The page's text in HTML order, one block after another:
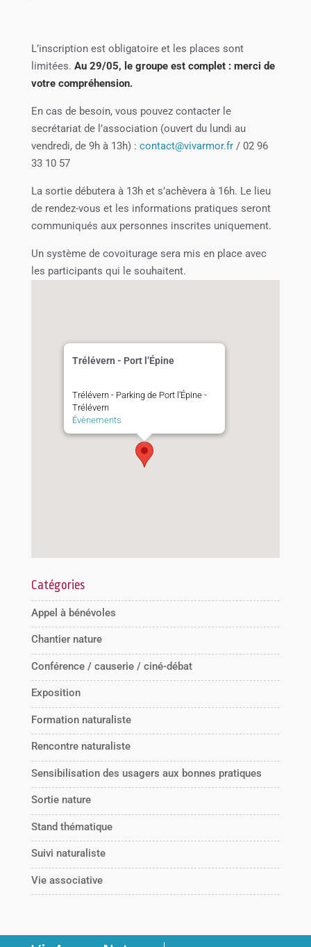
L’inscription est obligatoire et les places sont
limitées. Au 29/05, le groupe est complet : merci de
votre compréhension.
En cas de besoin, vous pouvez contacter le
secrétariat de l’association (ouvert du lundi au
vendredi, de 9h à 13h) : contact@vivarmor.fr/ 02 96
33 10 57
La sortie débutera à 13h et s’achèvera à 16h. Le lieu
de rendez-vous et les informations pratiques seront
communiqués aux personnes inscrites uniquement.
Un système de covoiturage sera mis en place avec
les participants qui le souhaitent.
Trélévern - Port l’Épine
Trélévern - Parking de Port l’Épine -
Trélévern
Évènements
Catégories
Appel à bénévoles
Chantier nature
Conférence / causerie / ciné-débat
Exposition
Formation naturaliste
Rencontre naturaliste
Sensibilisation des usagers aux bonnes pratiques
Sortie nature
Stand thématique
Suivi naturaliste
Vie associative